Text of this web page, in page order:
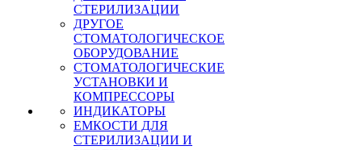
СТЕРИЛИЗАЦИИ
ДРУГОЕ
СТОМАТОЛОГИЧЕСКОЕ
ОБОРУДОВАНИЕ
СТОМАТОЛОГИЧЕСКИЕ
УСТАНОВКИ И
КОМПРЕССОРЫ
ИНДИКАТОРЫ
ЕМКОСТИ ДЛЯ
СТЕРИЛИЗАЦИИ И